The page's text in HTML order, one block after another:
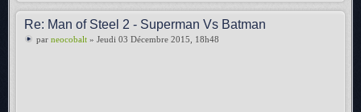
Re: Man of Steel 2 - Superman Vs Batman
par neocobalt » Jeudi 03 Décembre 2015, 18h48